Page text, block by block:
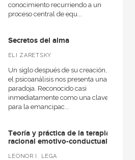
conocimiento recurriendo a un
proceso central de equ...
Secretos del alma
ELI ZARETSKY
Un siglo después de su creación,
el psicoanálisis nos presenta una
paradoja. Reconocido casi
inmediatamente como una clave
para la emancipac...
Teoría y práctica de la terapia
racional emotivo-conductual
LEONOR I. LEGA